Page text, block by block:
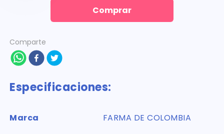
Comprar
Comparte
Especificaciones:
Marca
FARMA DE COLOMBIA